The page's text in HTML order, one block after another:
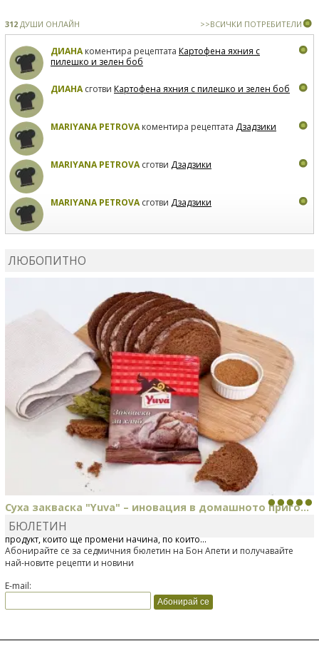
312 ДУШИ ОНЛАЙН >>ВСИЧКИ ПОТРЕБИТЕЛИ
ДИАНАкоментира рецептата Картофена яхния с
пилешко и зелен боб
ДИАНАсготви Картофена яхния с пилешко и зелен боб
MARIYANA PETROVAкоментира рецептата Дзадзики
MARIYANA PETROVAсготви Дзадзики
MARIYANA PETROVAсготви Дзадзики
ЛЮБОПИТНО
Суха закваска "Yuva" – иновация в домашното приго...
Отскоро Лесафр България стартира предлагането на изцяло нов
продукт, който ще промени начина, по който...
БЮЛЕТИН
Абонирайте се за седмичния бюлетин на Бон Апети и получавайте
най-новите рецепти и новини
E-mail: